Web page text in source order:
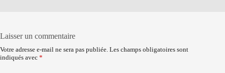
Laisser un commentaire
Votre adresse e-mail ne sera pas publiée. Les champs obligatoires sont
indiqués avec *